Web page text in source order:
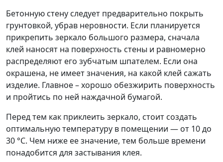
Бетонную стену следует предварительно покрыть
грунтовкой, убрав неровности. Если планируется
прикрепить зеркало большого размера, сначала
клей наносят на поверхность стены и равномерно
распределяют его зубчатым шпателем. Если она
окрашена, не имеет значения, на какой клей сажать
изделие. Главное – хорошо обезжирить поверхность
и пройтись по ней наждачной бумагой.
Перед тем как приклеить зеркало, стоит создать
оптимальную температуру в помещении — от 10 до
30 °С. Чем ниже ее значение, тем больше времени
понадобится для застывания клея.